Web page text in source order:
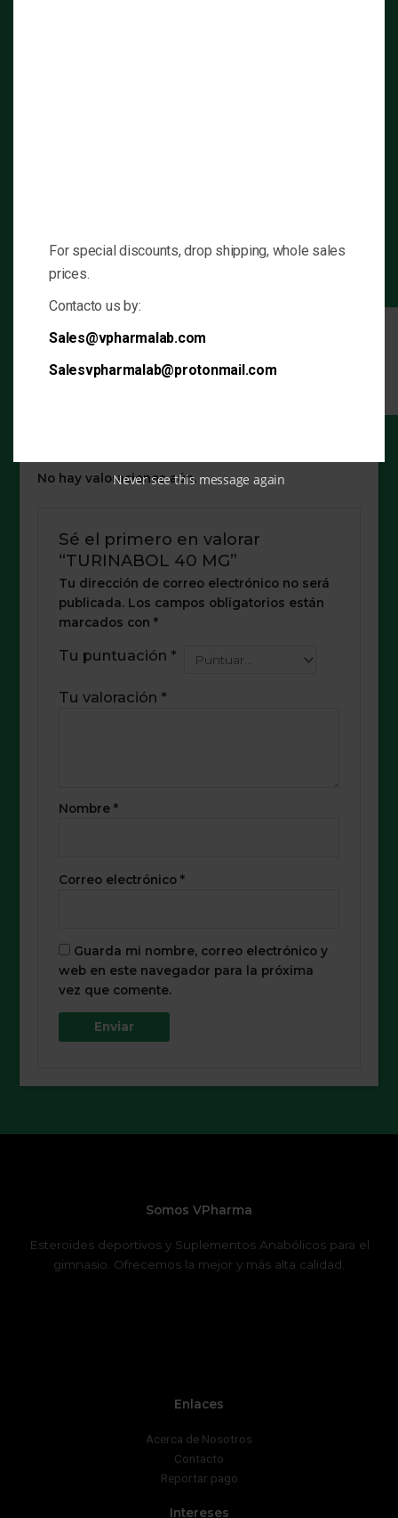
Components
4 -
Chlorodehydromethyltestosterone
No hay valoraciones aún.
Sé el primero en valorar
“TURINABOL 40 MG”
Tu dirección de correo electrónico no será
publicada. Los campos obligatorios están
marcados con*
Tu puntuación *
Tu valoración *
Nombre*
Correo electrónico*
Guarda mi nombre, correo electrónico y
web en este navegador para la próxima
vez que comente.
Somos VPharma
Esteroides deportivos y Suplementos Anabólicos para el
gimnasio. Ofrecemos la mejor y más alta calidad.
Enlaces
Acerca de Nosotros
Contacto
Reportar pago
Intereses
For special discounts, drop shipping, whole sales
prices.
Contacto us by:
Sales@vpharmalab.com
Salesvpharmalab@protonmail.com
Never see this message again